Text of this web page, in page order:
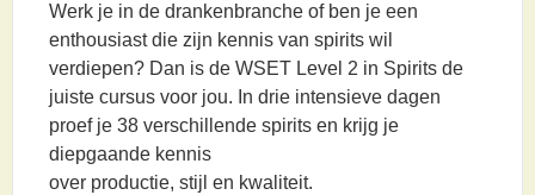
Werk je in de drankenbranche of ben je een
enthousiast die zijn kennis van spirits wil
verdiepen? Dan is de WSET Level 2 in Spirits de
juiste cursus voor jou. In drie intensieve dagen
proef je 38 verschillende spirits en krijg je
diepgaande kennis
over productie, stijl en kwaliteit.